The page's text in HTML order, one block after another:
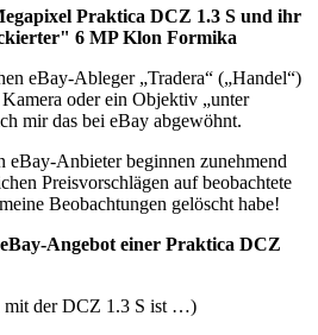
Praktica DCZ 1.3 S und ihr
6 MP Klon Formika
eBay-Ableger „Tradera“ („Handel“)
oder ein Objektiv „unter
mir das bei eBay abgewöhnt.
eBay-Anbieter beginnen zunehmend
Preisvorschlägen auf beobachtete
Beobachtungen gelöscht habe!
Angebot einer Praktica DCZ
mit der DCZ 1.3 S ist …)